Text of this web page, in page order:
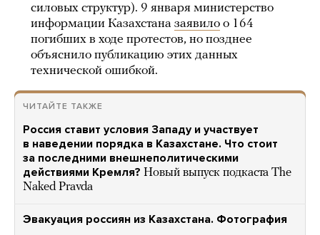
силовых структур). 9 января министерство
информации Казахстана заявило о 164
погибших в ходе протестов, но позднее
объяснило публикацию этих данных
технической ошибкой.
ЧИТАЙТЕ ТАКЖЕ
Россия ставит условия Западу и участвует
в наведении порядка в Казахстане. Что стоит
за последними внешнеполитическими
действиями Кремля? Новый выпуск подкаста The
Naked Pravda
Эвакуация россиян из Казахстана. Фотография